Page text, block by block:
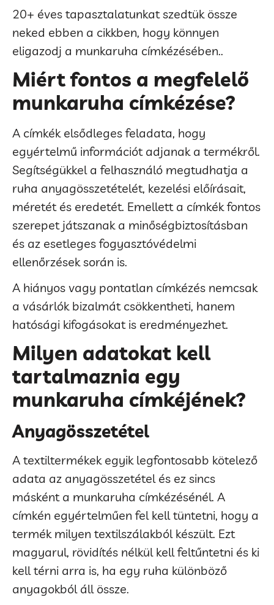
20+ éves tapasztalatunkat szedtük össze
neked ebben a cikkben, hogy könnyen
eligazodj a munkaruha címkézésében..
Miért fontos a megfelelő
munkaruha címkézése?
A címkék elsődleges feladata, hogy
egyértelmű információt adjanak a termékről.
Segítségükkel a felhasználó megtudhatja a
ruha anyagösszetételét, kezelési előírásait,
méretét és eredetét. Emellett a címkék fontos
szerepet játszanak a minőségbiztosításban
és az esetleges fogyasztóvédelmi
ellenőrzések során is.
A hiányos vagy pontatlan címkézés nemcsak
a vásárlók bizalmát csökkentheti, hanem
hatósági kifogásokat is eredményezhet.
Milyen adatokat kell
tartalmaznia egy
munkaruha címkéjének?
Anyagösszetétel
A textiltermékek egyik legfontosabb kötelező
adata az anyagösszetétel és ez sincs
másként a munkaruha címkézésénél. A
címkén egyértelműen fel kell tüntetni, hogy a
termék milyen textilszálakból készült. Ezt
magyarul, rövidítés nélkül kell feltűntetni és ki
kell térni arra is, ha egy ruha különböző
anyagokból áll össze.